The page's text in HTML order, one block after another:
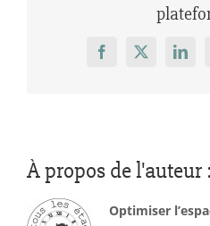
Facebook
X
À propos de l'auteur :
Optimiser